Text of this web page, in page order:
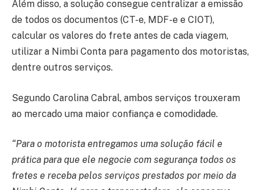
Além disso, a solução consegue centralizar a emissão
de todos os documentos (CT-e, MDF-e e CIOT),
calcular os valores do frete antes de cada viagem,
utilizar a Nimbi Conta para pagamento dos motoristas,
dentre outros serviços.
Segundo Carolina Cabral, ambos serviços trouxeram
ao mercado uma maior confiança e comodidade.
“Para o motorista entregamos uma solução fácil e
prática para que ele negocie com segurança todos os
fretes e receba pelos serviços prestados por meio da